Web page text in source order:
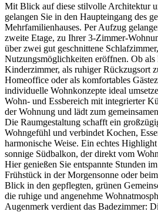
Mit Blick auf diese stilvolle Architektur
gelangen Sie in den Haupteingang des
Mehrfamilienhauses. Per Aufzug
zweite Etage, zu Ihrer 3-Zimmer-
über zwei gut geschnittene
Nutzungsmöglichkeiten eröffnen. Ob als
Kinderzimmer, als ruhiger Rückzugsort
Homeoffice oder als komfortables
individuelle Wohnkonzepte ideal
Wohn- und Essbereich mit integrierter
der Wohnung und lädt zum
Die Raumgestaltung schafft ein
Wohngefühl und verbindet Kochen,
harmonische Weise. Ein echtes
sonnige Südbalkon, der direkt vom
Hier genießen Sie entspannte Stunden
Frühstück in der Morgensonne oder
Blick in den gepflegten, grünen
die ruhige und angenehme
Augenmerk verdient das Badezimmer: